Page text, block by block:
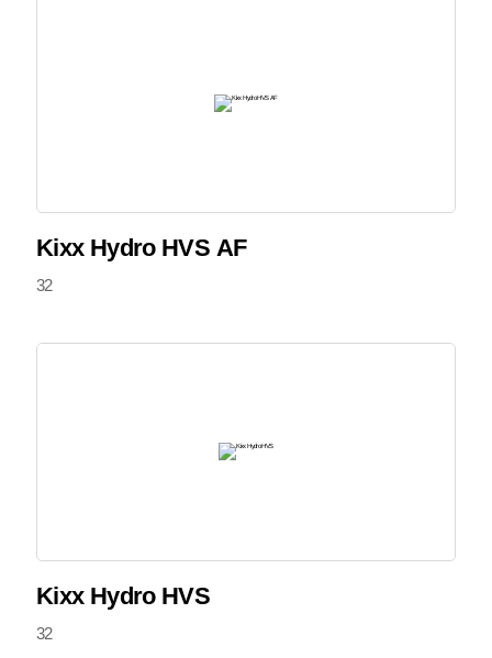
Kixx Hydro HVS AF
32
Kixx Hydro HVS
32